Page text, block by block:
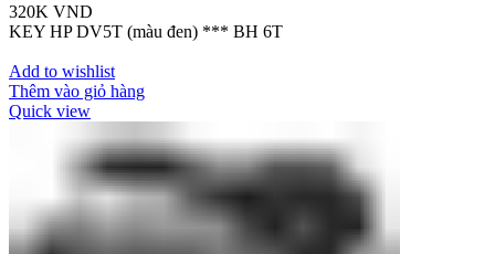
320K VND
KEY HP DV5T (màu đen) *** BH 6T
Add to wishlist
Thêm vào giỏ hàng
Quick view